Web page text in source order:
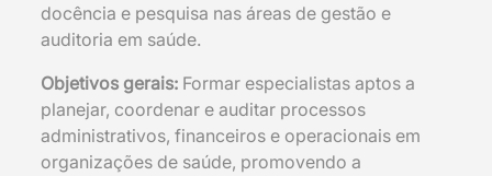
docência e pesquisa nas áreas de gestão e
auditoria em saúde.
Objetivos gerais: Formar especialistas aptos a
planejar, coordenar e auditar processos
administrativos, financeiros e operacionais em
organizações de saúde, promovendo a